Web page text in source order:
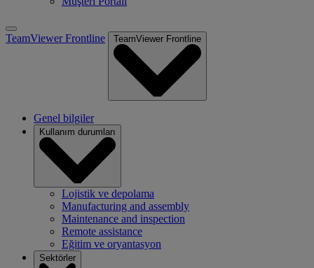
TeamViewer Frontline TeamViewer Frontline
Genel bilgiler
Kullanım durumları
Lojistik ve depolama
Manufacturing and assembly
Maintenance and inspection
Remote assistance
Eğitim ve oryantasyon
Sektörler